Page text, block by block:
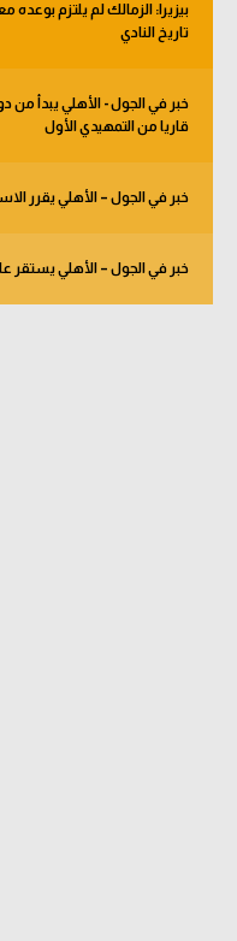
بيزيرا: الزمالك لم يلتزم
تاريخ النادي
قاريا من التمهيدي الأول
خبر في الجول – الأهلي يقرر
خبر في الجول – الأهلي يستقر